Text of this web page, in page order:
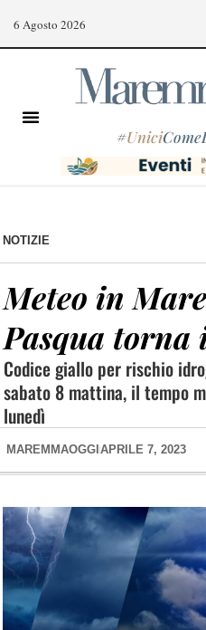
6 Agosto 2026
#Unici
NOTIZIE
Meteo in
Pasqua torna
Codice giallo per rischio
sabato 8 mattina, il tempo
lunedì
MAREMMAOGGI APRILE 7, 2023